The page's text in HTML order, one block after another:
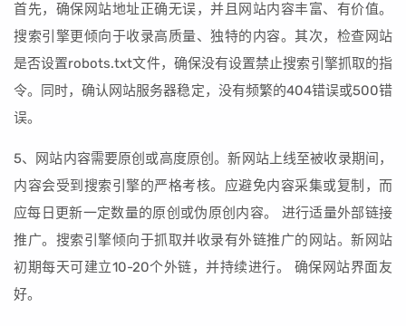
首先，确保网站地址正确无误，并且网站内容丰富、有价值。
搜索引擎更倾向于收录高质量、独特的内容。其次，检查网站
是否设置robots.txt文件，确保没有设置禁止搜索引擎抓取的指
令。同时，确认网站服务器稳定，没有频繁的404错误或500错
误。
5、网站内容需要原创或高度原创。新网站上线至被收录期间，
内容会受到搜索引擎的严格考核。应避免内容采集或复制，而
应每日更新一定数量的原创或伪原创内容。 进行适量外部链接
推广。搜索引擎倾向于抓取并收录有外链推广的网站。新网站
初期每天可建立10-20个外链，并持续进行。 确保网站界面友
好。